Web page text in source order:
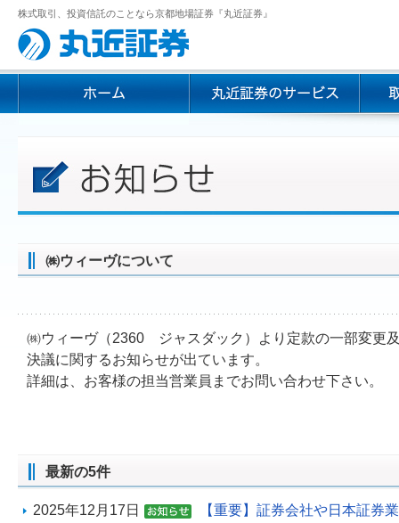
株式取引、投資信託のことなら京都地場証券『丸近証券』
㈱ウィーヴについて
㈱ウィーヴ（2360 ジャスダック）より定款の一部変更
決議に関するお知らせが出ています。
詳細は、お客様の担当営業員までお問い合わせ下さい。
最新の5件
2025年12月17日
【重要】証券会社や日本証券